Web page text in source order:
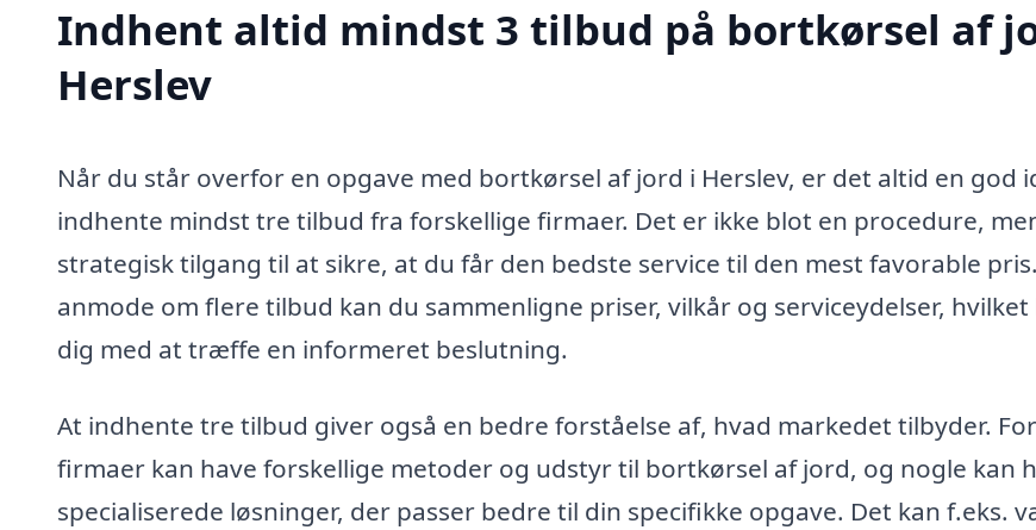
Indhent altid mindst 3 tilbud på bortkørsel af
Herslev
Når du står overfor en opgave med bortkørsel af jord i Herslev, er det altid en god
indhente mindst tre tilbud fra forskellige firmaer. Det er ikke blot en procedure,
strategisk tilgang til at sikre, at du får den bedste service til den mest favorable
anmode om flere tilbud kan du sammenligne priser, vilkår og serviceydelser,
dig med at træffe en informeret beslutning.
At indhente tre tilbud giver også en bedre forståelse af, hvad markedet tilbyder.
firmaer kan have forskellige metoder og udstyr til bortkørsel af jord, og nogle kan
specialiserede løsninger, der passer bedre til din specifikke opgave. Det kan f.eks.